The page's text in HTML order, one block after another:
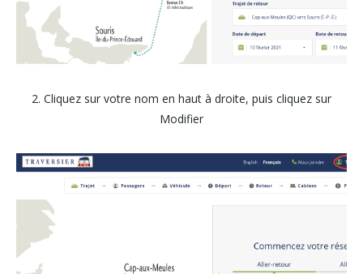
2. Cliquez sur votre nom en haut à droite, puis cliquez sur
Modifier